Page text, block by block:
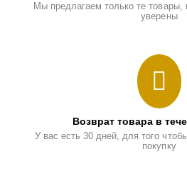
Мы предлагаем только те товары,
уверены
Возврат товара в
У вас есть 30 дней, для того
покупку